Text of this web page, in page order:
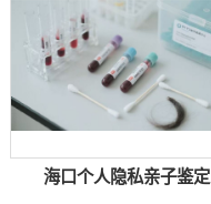
海口个人隐私亲子鉴定